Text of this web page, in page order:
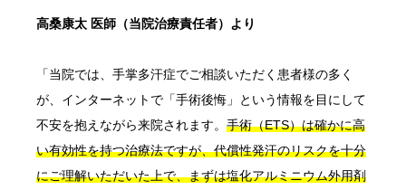
高桑康太 医師（当院治療責任者）より
「当院では、手掌多汗症でご相談いただく患者様の多く
が、インターネットで「手術後悔」という情報を目にして
不安を抱えながら来院されます。 手術（ETS）は確かに高
い有効性を持つ治療法ですが、代償性発汗のリスクを十分
にご理解いただいた上で、まずは塩化アルミニウム外用剤